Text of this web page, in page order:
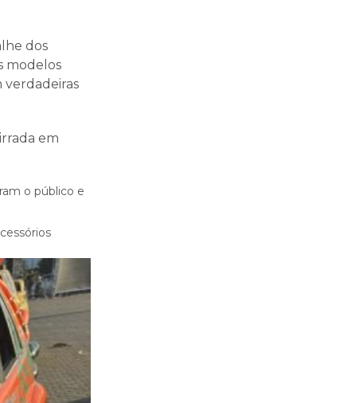
dos
modelos
verdadeiras
em
o público e